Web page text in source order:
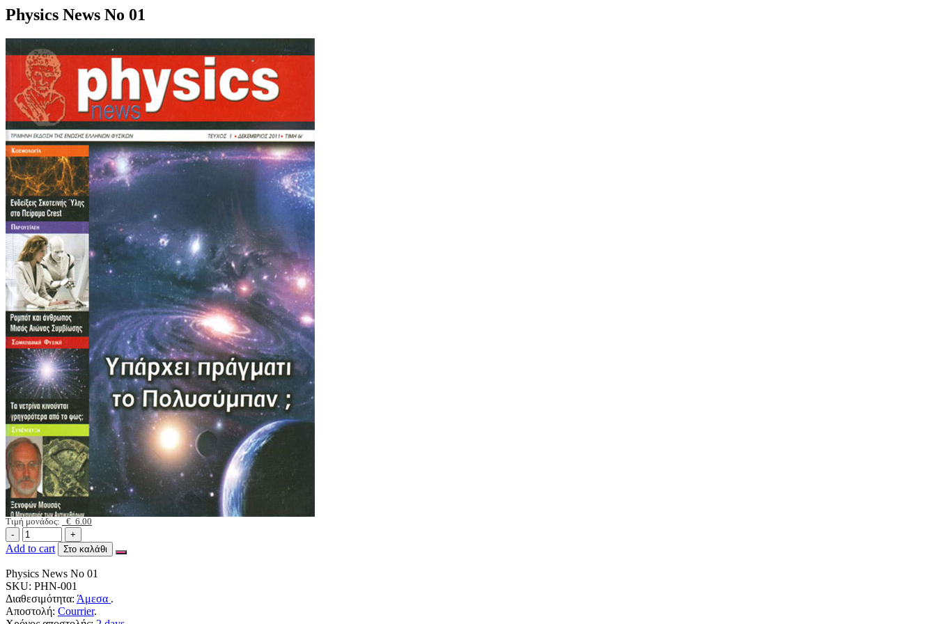
Physics News No 01
Τιμή μονάδος: € 6.00
Add to cart Στο καλάθι
Physics News No 01
SKU: PHN-001
Διαθεσιμότητα: Άμεσα .
Αποστολή: Courrier.